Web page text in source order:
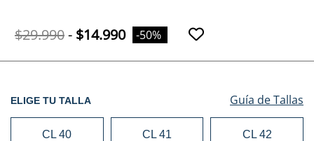
$29.990- $14.990 -50%
ELIGE TU TALLA Guía de Tallas
CL 40 CL 41 CL 42